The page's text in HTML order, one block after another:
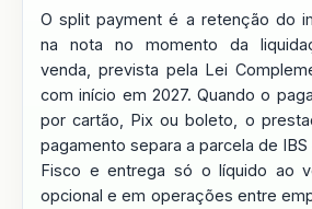
O split payment é a retenção do
na nota no momento da
venda, prevista pela Lei
com início em 2027. Quando o
por cartão, Pix ou boleto, o
pagamento separa a parcela de IBS
Fisco e entrega só o líquido ao
opcional e em operações entre